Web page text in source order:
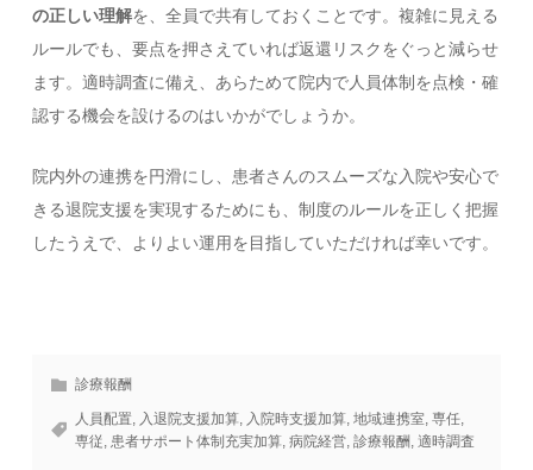
の正しい理解を、全員で共有しておくことです。複雑に見える
ルールでも、要点を押さえていれば返還リスクをぐっと減らせ
ます。適時調査に備え、あらためて院内で人員体制を点検・確
認する機会を設けるのはいかがでしょうか。
院内外の連携を円滑にし、患者さんのスムーズな入院や安心で
きる退院支援を実現するためにも、制度のルールを正しく把握
したうえで、よりよい運用を目指していただければ幸いです。
診療報酬
人員配置, 入退院支援加算, 入院時支援加算,地域連携室,専任,
専従,患者サポート体制充実加算,病院経営,診療報酬,適時調査